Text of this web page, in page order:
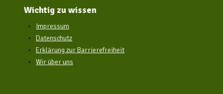
Wichtig zu wissen
Impressum
Datenschutz
Erklärung zur Barrierefreiheit
Wir über uns